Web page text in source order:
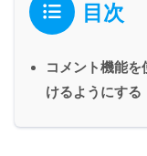
目次
コメント機能
けるようにする